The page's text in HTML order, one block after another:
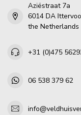
Aziëstraat 7a
6014 DA
the Netherlands
+31 (0)475
06 538 379 62